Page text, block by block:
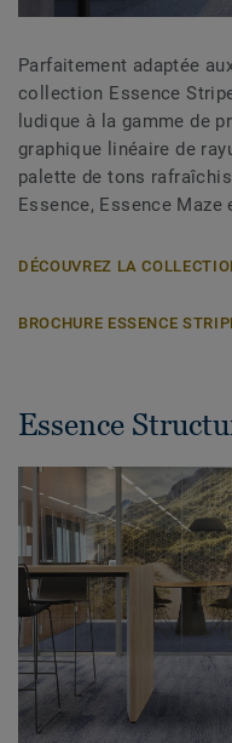
Parfaitement adaptée
collection Essence
ludique à la gamme de
graphique linéaire de
palette de tons
Essence, Essence
DÉCOUVREZ LA
BROCHURE ESSENCE
Essence